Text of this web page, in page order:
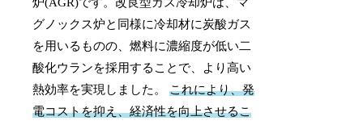
グノックス炉と同様に冷却材に炭酸ガス
を用いるものの、燃料に濃縮度が低い二
酸化ウランを採用することで、より高い
熱効率を実現しました。これにより、発
電コストを抑え、経済性を向上させるこ